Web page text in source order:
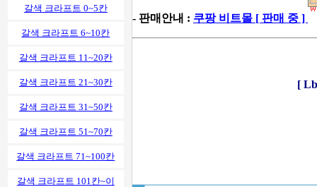
갈색 크라프트 0~5칸
갈색 크라프트 6~10칸
갈색 크라프트 11~20칸
갈색 크라프트 21~30칸
갈색 크라프트 31~50칸
갈색 크라프트 51~70칸
갈색 크라프트 71~100칸
갈색 크라프트 101칸~이
- 판매안내 : 쿠팡 비트몰 [ 판매 중 ]
[